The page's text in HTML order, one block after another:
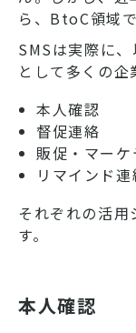
ら、BtoC領域
SMSは実際に
として多くの企
本人確認
督促連絡
販促・マーケ
リマインド連
それぞれの活用
す。
本人確認